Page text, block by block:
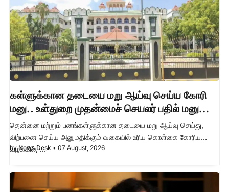
கள்ளுக்கான தடையை மறு ஆய்வு செய்ய கோரி
மனு.. உள்துறை முதன்மைச் செயலர் பதில் மனு
தாக்கல் செய்ய உத்தரவு !
தென்னை மற்றும் பனங்கள்ளுக்கான தடையை மறு ஆய்வு செய்து,
விற்பனை செய்ய அனுமதிக்கும் வகையில் உரிய கொள்கை கோரிய
வழக்கில், …
by News Desk • 07 August, 2026